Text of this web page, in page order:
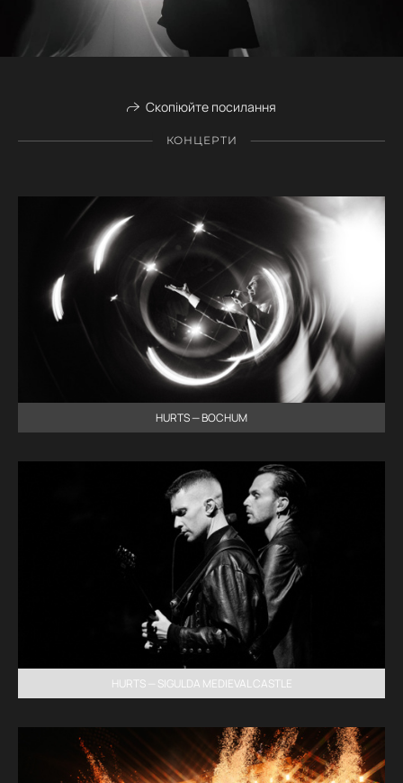
Скопіюйте посилання
КОНЦЕРТИ
HURTS — BOCHUM
HURTS — SIGULDA MEDIEVAL CASTLE